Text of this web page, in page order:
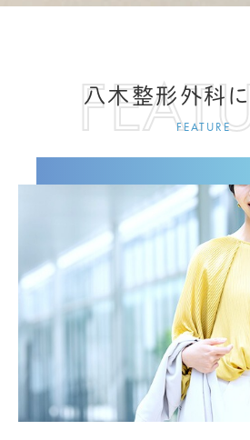
八木整形外科
FEATURE